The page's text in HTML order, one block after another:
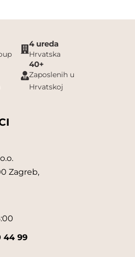
4 ureda
Hrvatska
40+
Zaposlenih u
Hrvatskoj
Zagreb,
44 99